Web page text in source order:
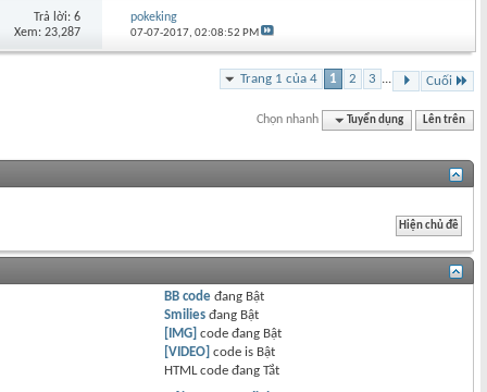
Trả lời: 6
Xem: 23,287
pokeking
07-07-2017,02:08:52 PM
Trang 1 của 4 1 2 3 ... Cuối
Chọn nhanh Tuyển dụng Lên trên
BB code đang Bật
Smilies đang Bật
[IMG] code đang Bật
[VIDEO] code is Bật
HTML code đangTắt